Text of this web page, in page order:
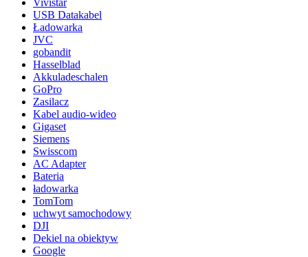
Vivistar
USB Datakabel
Ładowarka
JVC
gobandit
Hasselblad
Akkuladeschalen
GoPro
Zasilacz
Kabel audio-wideo
Gigaset
Siemens
Swisscom
AC Adapter
Bateria
ładowarka
TomTom
uchwyt samochodowy
DJI
Dekiel na obiektyw
Google